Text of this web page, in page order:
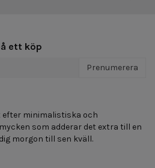
ett köp
Prenumerera
efter minimalistiska och
som adderar det extra till en
morgon till sen kväll.